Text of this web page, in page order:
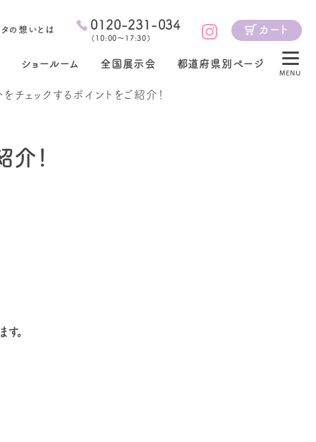
タの想いとは 0120-231-034
（ 10:00～17:30 ）
カート
ショールーム 全国展示会 都道府県別ページ
MENU
チェックするポイントをご紹介！
！
。